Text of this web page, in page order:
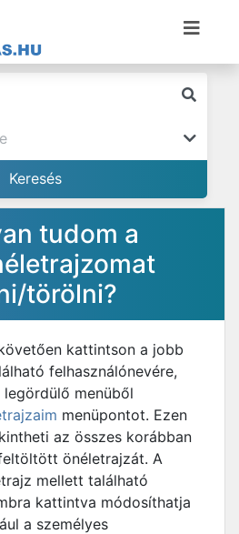
tudom a
törölni?
kattintson a jobb
felhasználónevére,
menüből
menüpontot. Ezen
az összes korábban
önéletrajzát. A
mellett található
kattintva módosíthatja
a személyes